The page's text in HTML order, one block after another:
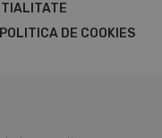
POLITICA DE COOKIES